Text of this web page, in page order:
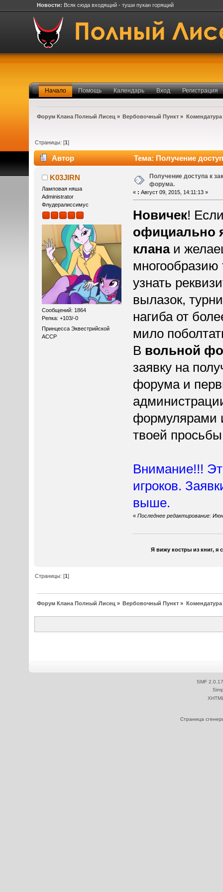
Новости: Всяк сюда входящий - туши пукан горящий
Начало Помощь Календарь Вход Регистрация
Форум Клана Полный Лисец » Вербовочный Пункт » Комендатура
Страницы: [1]
Автор Тема: Получение
K03JIRN
Ламповая няша
Administrator
Флудералиссимус
Сообщений: 1864
Репка: +103/-0
Принцесса Эквестрийской
АССР
Получение доступа к
форума.
« : Август 09, 2015, 14:11:13 »
Новичек!
официально
кланаи
узнать
вылазок,
нагиба от
мило
В вольной
заявку на
форума и
формулярами
твоей
Внимание!!!
игроков.
выше.
«Последнее редактирование:
Я вижу костры из книг, я
Страницы: [1]
Форум Клана Полный Лисец » Вербовочный Пункт » Комендатура
SMF 2.0.17
Страница